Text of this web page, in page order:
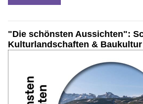
"Die schönsten Aussichten":
Kulturlandschaften &